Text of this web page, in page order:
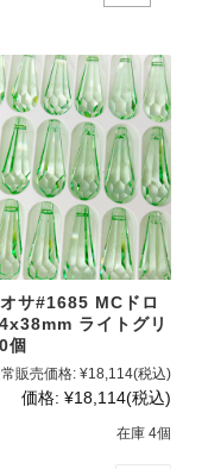
サ#1685 MCドロ
ライトグリ
個
販売価格: ¥18,114(税込)
価格: ¥18,114(税込)
在庫 4個